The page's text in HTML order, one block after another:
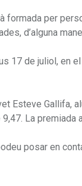
per
d’alguna
17 de juliol, en
Esteve Gallifa,
La premiada
posar en